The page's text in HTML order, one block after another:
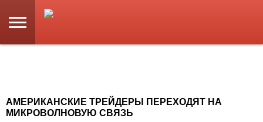
АМЕРИКАНСКИЕ ТРЕЙДЕРЫ ПЕРЕХОДЯТ НА
МИКРОВОЛНОВУЮ СВЯЗЬ